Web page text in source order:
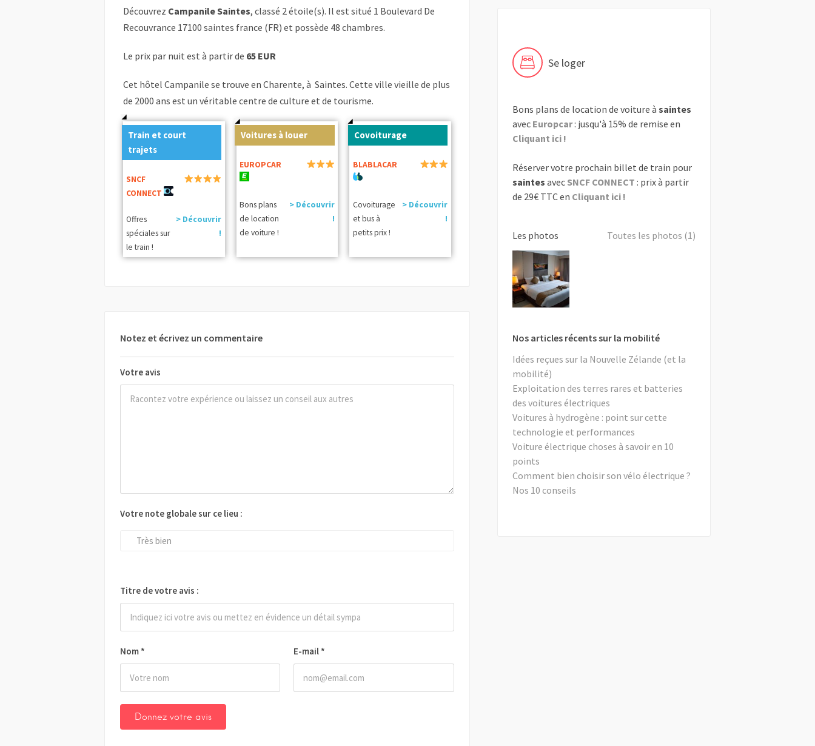
Découvrez Campanile Saintes, classé 2 étoile(s). Il est situé 1 Boulevard De
Recouvrance 17100 saintes france (FR) et possède 48 chambres.
Le prix par nuit est à partir de 65 EUR
Cet hôtel Campanile se trouve en Charente, à Saintes. Cette ville vieille de plus
de 2000 ans est un véritable centre de culture et de tourisme.
Train et court
trajets
SNCF
CONNECT
Offres
spéciales sur
le train !
> Découvrir
!
Voitures à louer
EUROPCAR
Bons plans
de location
de voiture !
> Découvrir
!
Covoiturage
BLABLACAR
Covoiturage
et bus à
petits prix !
> Découvrir
!
Notez et écrivez un commentaire
Votre avis
Nom * E-mail *
Votre note globale sur ce lieu :
Très bien
Titre de votre avis :
Se loger
Bons plans de location de voiture à saintes
avec Europcar: jusqu'à 15% de remise en
Cliquant ici !
Réserver votre prochain billet de train pour
saintes avec SNCF CONNECT : prix à partir
de 29€ TTC en Cliquant ici !
Les photos Toutes les photos (1)
Nos articles récents sur la mobilité
Idées reçues sur la Nouvelle Zélande (et la
mobilité)
Exploitation des terres rares et batteries
des voitures électriques
Voitures à hydrogène : point sur cette
technologie et performances
Voiture électrique choses à savoir en 10
points
Comment bien choisir son vélo électrique ?
Nos 10 conseils